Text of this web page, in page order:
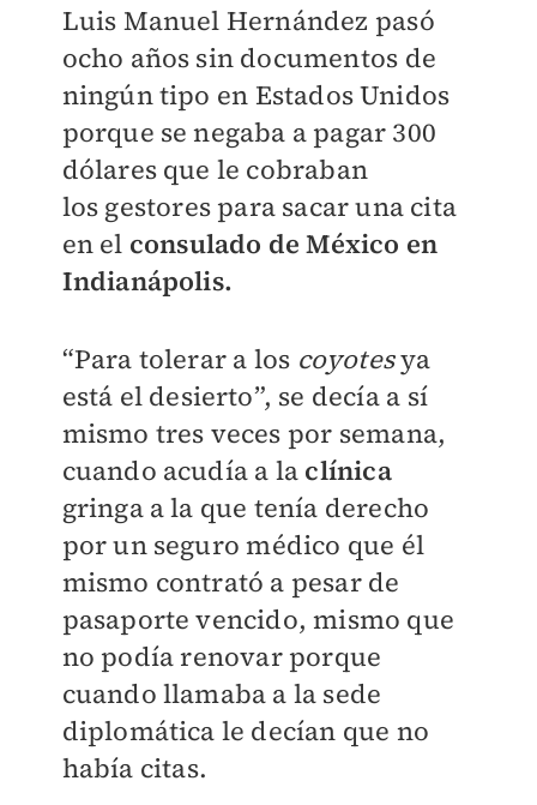
Luis Manuel Hernández pasó
ocho años sin documentos de
ningún tipo en Estados Unidos
porque se negaba a pagar 300
dólares que le cobraban
los gestores para sacar una cita
en el consulado de México en
Indianápolis.
“Para tolerar a los coyotesya
está el desierto”, se decía a sí
mismo tres veces por semana,
cuando acudía a la clínica
gringa a la que tenía derecho
por un seguromédico que él
mismo contrató a pesar de
pasaporte vencido, mismo que
no podíarenovar porque
cuando llamaba a la sede
diplomática le decían que no
había citas.